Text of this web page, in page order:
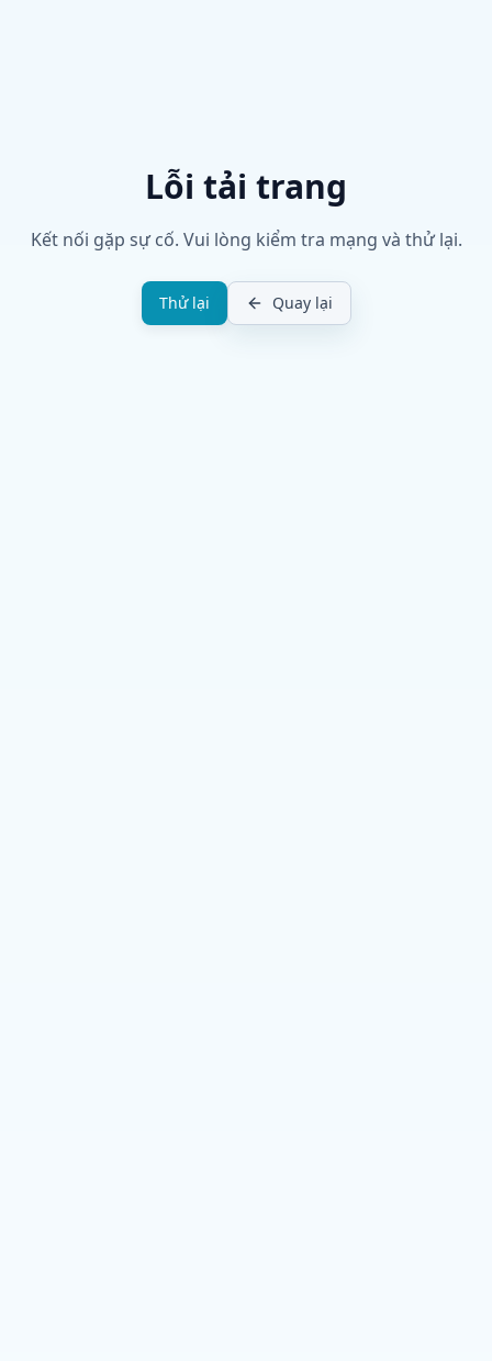
Lỗi tải trang
Kết nối gặp sự cố. Vui lòng kiểm tra mạng và thử lại.
Thử lại Quay lại